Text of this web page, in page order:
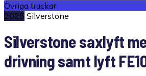
Övriga truckar
2025 Silverstone
Silverstone saxlyft
drivning samt lyft